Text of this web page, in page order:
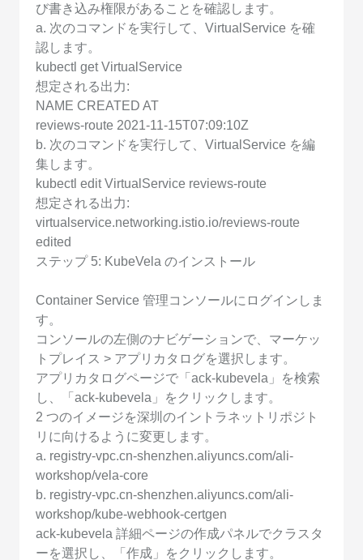
び書き込み権限があることを確認します。
a. 次のコマンドを実行して、VirtualService を確
認します。
kubectl get VirtualService
想定される出力:
NAME CREATED AT
reviews-route 2021-11-15T07:09:10Z
b. 次のコマンドを実行して、VirtualService を編
集します。
kubectl edit VirtualService reviews-route
想定される出力:
virtualservice.networking.istio.io/reviews-route
edited
ステップ 5: KubeVela のインストール
Container Service 管理コンソールにログインしま
す。
コンソールの左側のナビゲーションで、マーケッ
トプレイス > アプリカタログを選択します。
アプリカタログページで「ack-kubevela」を検索
し、「ack-kubevela」をクリックします。
2 つのイメージを深圳のイントラネットリポジト
リに向けるように変更します。
a. registry-vpc.cn-shenzhen.aliyuncs.com/ali-
workshop/vela-core
b. registry-vpc.cn-shenzhen.aliyuncs.com/ali-
workshop/kube-webhook-certgen
ack-kubevela 詳細ページの作成パネルでクラスタ
ーを選択し、「作成」をクリックします。